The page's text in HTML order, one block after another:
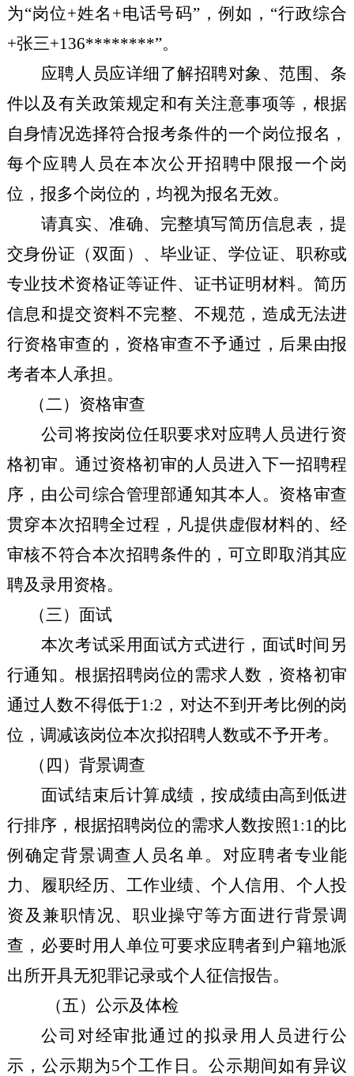
为“岗位+姓名+电话号码”，例如，“行政综合
+张三+136********”。
应聘人员应详细了解招聘对象、范围、条
件以及有关政策规定和有关注意事项等，根据
自身情况选择符合报考条件的一个岗位报名，
每个应聘人员在本次公开招聘中限报一个岗
位，报多个岗位的，均视为报名无效。
请真实、准确、完整填写简历信息表，提
交身份证（双面）、毕业证、学位证、职称或
专业技术资格证等证件、证书证明材料。简历
信息和提交资料不完整、不规范，造成无法进
行资格审查的，资格审查不予通过，后果由报
考者本人承担。
（二）资格审查
公司将按岗位任职要求对应聘人员进行资
格初审。通过资格初审的人员进入下一招聘程
序，由公司综合管理部通知其本人。资格审查
贯穿本次招聘全过程，凡提供虚假材料的、经
审核不符合本次招聘条件的，可立即取消其应
聘及录用资格。
（三）面试
本次考试采用面试方式进行，面试时间另
行通知。根据招聘岗位的需求人数，资格初审
通过人数不得低于1:2 ，对达不到开考比例的岗
位，调减该岗位本次拟招聘人数或不予开考。
（四）背景调查
面试结束后计算成绩，按成绩由高到低进
行排序，根据招聘岗位的需求人数按照1:1的比
例确定背景调查人员名单。对应聘者专业能
力、履职经历、工作业绩、个人信用、个人投
资及兼职情况、职业操守等方面进行背景调
查，必要时用人单位可要求应聘者到户籍地派
出所开具无犯罪记录或个人征信报告。
（五）公示及体检
公司 对经审批通过的拟录用人员进行公
示，公示期为5个工作日。公示期间如有异议